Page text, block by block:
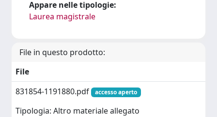
Appare nelle tipologie:
Laurea magistrale
File in questo prodotto:
File
831854-1191880.pdf
accesso aperto
Tipologia: Altro materiale allegato